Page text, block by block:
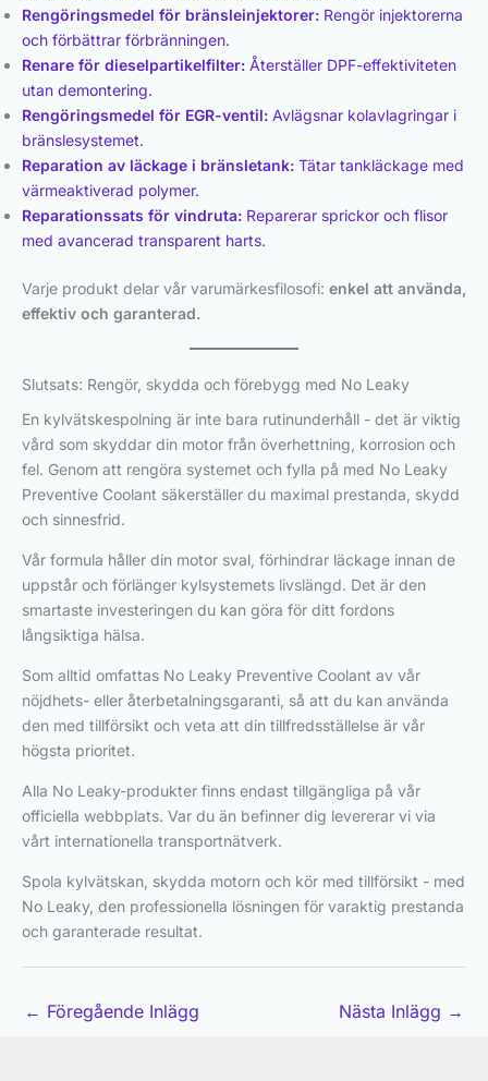
Rengöringsmedel för bränsleinjektorer: Rengör injektorerna
och förbättrar förbränningen.
Renare för dieselpartikelfilter: Återställer DPF-effektiviteten
utan demontering.
Rengöringsmedel för EGR-ventil: Avlägsnar kolavlagringar i
bränslesystemet.
Reparation av läckage i bränsletank: Tätar tankläckage med
värmeaktiverad polymer.
Reparationssats för vindruta: Reparerar sprickor och flisor
med avancerad transparent harts.
Varje produkt delar vår varumärkesfilosofi: enkel att använda,
effektiv och garanterad.
Slutsats: Rengör, skydda och förebygg med No Leaky
En kylvätskespolning är inte bara rutinunderhåll - det är viktig
vård som skyddar din motor från överhettning, korrosion och
fel. Genom att rengöra systemet och fylla på med No Leaky
Preventive Coolant säkerställer du maximal prestanda, skydd
och sinnesfrid.
Vår formula håller din motor sval, förhindrar läckage innan de
uppstår och förlänger kylsystemets livslängd. Det är den
smartaste investeringen du kan göra för ditt fordons
långsiktiga hälsa.
Som alltid omfattas No Leaky Preventive Coolant av vår
nöjdhets- eller återbetalningsgaranti, så att du kan använda
den med tillförsikt och veta att din tillfredsställelse är vår
högsta prioritet.
Alla No Leaky-produkter finns endast tillgängliga på vår
officiella webbplats. Var du än befinner dig levererar vi via
vårt internationella transportnätverk.
Spola kylvätskan, skydda motorn och kör med tillförsikt - med
No Leaky, den professionella lösningen för varaktig prestanda
och garanterade resultat.
← Föregående Inlägg Nästa Inlägg →